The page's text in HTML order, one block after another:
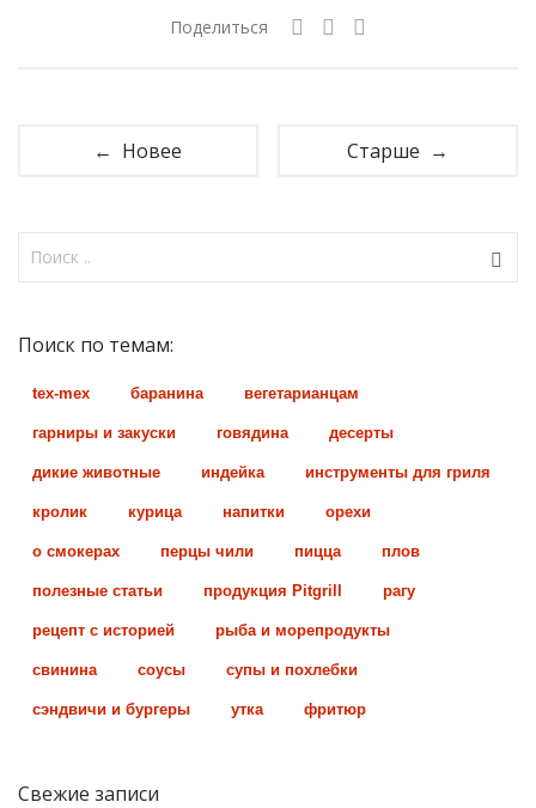
Поделиться
← Новее Старше →
Поиск по темам:
tex-mex баранина вегетарианцам
гарниры и закуски говядина десерты
дикие животные индейка инструменты для гриля
кролик курица напитки орехи
о смокерах перцы чили пицца плов
полезные статьи продукция Pitgrill рагу
рецепт с историей рыба и морепродукты
свинина соусы супы и похлебки
сэндвичи и бургеры утка фритюр
Свежие записи